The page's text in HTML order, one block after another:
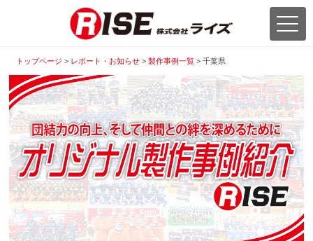
トップページ > レポート・お知らせ >製作事例一覧 >千葉県